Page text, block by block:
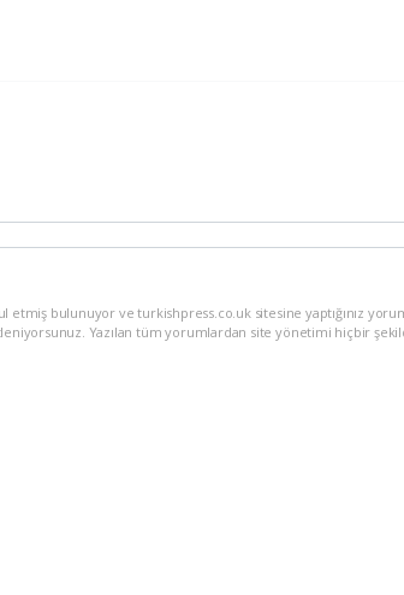
etmiş bulunuyor ve turkishpress.co.uk sitesine yaptığınız
Yazılan tüm yorumlardan site yönetimi hiçbir